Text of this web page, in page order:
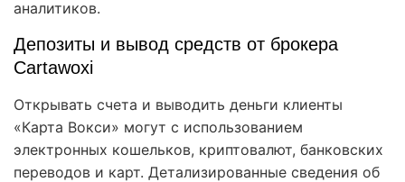
аналитиков.
Депозиты и вывод средств от брокера
Cartawoxi
Открывать счета и выводить деньги клиенты
«Карта Вокси» могут с использованием
электронных кошельков, криптовалют, банковских
переводов и карт. Детализированные сведения об